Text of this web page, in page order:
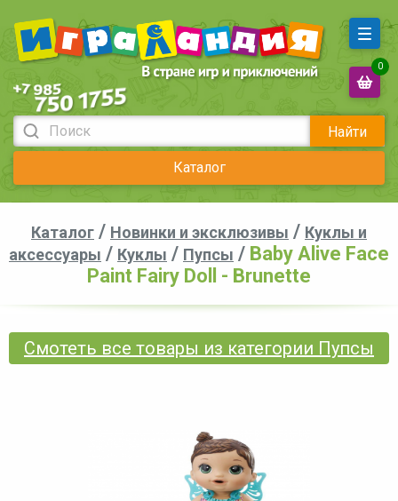
Найти
Каталог
0
Каталог / Новинки и эксклюзивы / Куклы и
аксессуары / Куклы / Пупсы / Baby Alive Face
Paint Fairy Doll - Brunette
Смотеть все товары из категории Пупсы